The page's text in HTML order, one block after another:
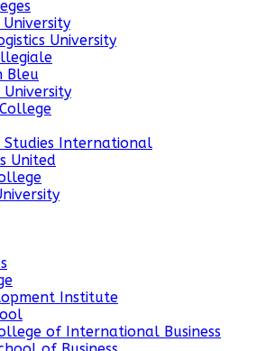
University
University
Bleu
University
Studies International
United
Institute
of International Business